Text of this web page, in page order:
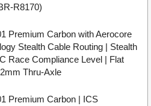
R8170)
Premium Carbon with Aerocore
Stealth Cable Routing | Stealth
Race Compliance Level | Flat
Thru-Axle
Premium Carbon | ICS